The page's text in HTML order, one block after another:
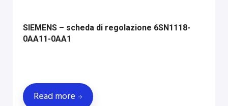
SIEMENS – scheda di regolazione 6SN1118-
0AA11-0AA1
Read more